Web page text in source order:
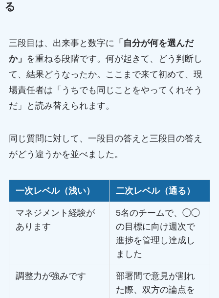
る
三段目は、出来事と数字に 「自分が何を選んだ
か」 を重ねる段階です。何が起きて、どう判断し
て、結果どうなったか。ここまで来て初めて、現
場責任者は「うちでも同じことをやってくれそう
だ」と読み替えられます。
同じ質問に対して、一段目の答えと三段目の答え
がどう違うかを並べました。
一次レベル（浅い） 二次レベル（通る）
マネジメント経験が
あります
5名のチームで、◯◯
の目標に向け週次で
進捗を管理し達成し
ました
調整力が強みです
部署間で意見が割れ
た際、双方の論点を